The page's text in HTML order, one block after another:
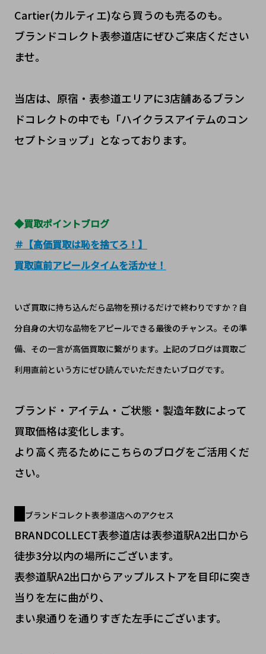
Cartier(カルティエ)なら買うのも売るのも。
ブランドコレクト表参道店にぜひご来店ください
ませ。
当店は、原宿・表参道エリアに3店舗あるブラン
ドコレクトの中でも「ハイクラスアイテムのコン
セプトショップ」となっております。
◆買取ポイントブログ
＃【高価買取は恥を捨てろ！】
買取直前アピールタイムを活かせ！
いざ買取に持ち込んだら品物を預けるだけで終わりですか？自
分自身の大切な品物をアピールできる最後のチャンス。その準
備、その一言が高価買取に繋がります。上記のブログは買取ご
利用直前という方にぜひ読んでいただきたいブログです。
ブランド・アイテム・ご状態・製造年数によって
買取価格は変化します。
より高く売るためにこちらのブログをご活用くだ
さい。
ブランドコレクト表参道店へのアクセス
BRANDCOLLECT表参道店は表参道駅A2出口から
徒歩3分以内の場所にございます。
表参道駅A2出口からアップルストアを目印に突き
当りを左に曲がり、
まい泉通りを通りすぎた左手にございます。